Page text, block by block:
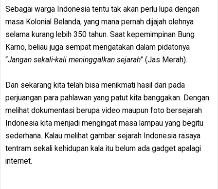
Sebagai warga Indonesia tentu tak akan perlu lupa dengan
masa Kolonial Belanda, yang mana pernah dijajah olehnya
selama kurang lebih 350 tahun. Saat kepemimpinan Bung
Karno, beliau juga sempat mengatakan dalam pidatonya
“Jangan sekali-kali meninggalkan sejarah” (Jas Merah).
Dan sekarang kita telah bisa menikmati hasil dari pada
perjuangan para pahlawan yang patut kita banggakan. Dengan
melihat dokumentasi berupa video maupun foto bersejarah
Indonesia kita menjadi mengingat masa lampau yang begitu
sederhana. Kalau melihat gambar sejarah Indonesia rasaya
tentram sekali kehidupan kala itu belum ada gadget apalagi
internet.